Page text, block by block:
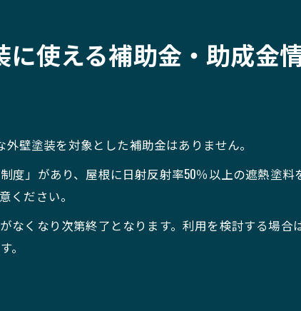
に使える補助金・助成金
壁塗装を対象とした補助金はありません。
度」があり、屋根に日射反射率50％以上の遮熱塗
ください。
なくなり次第終了となります。利用を検討する場
。